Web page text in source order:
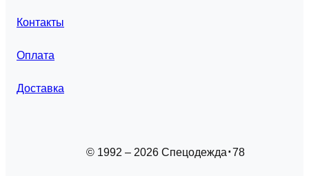
Контакты
Оплата
Доставка
© 1992 – 2026 Спецодежда 78